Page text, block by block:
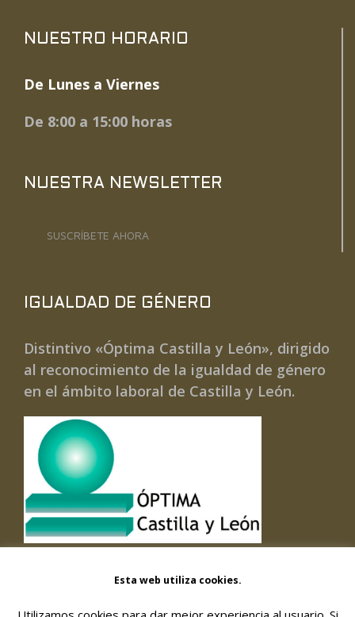
NUESTRO HORARIO
De Lunes a Viernes
De 8:00 a 15:00 horas
NUESTRA NEWSLETTER
SUSCRÍBETE AHORA
IGUALDAD DE GÉNERO
Distintivo «Óptima Castilla y León», dirigido
al reconocimiento de la igualdad de género
en el ámbito laboral de Castilla y León.
Esta web utiliza cookies.